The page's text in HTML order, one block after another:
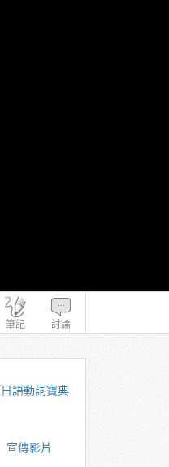
筆記 討論
語動詞寶典
傳影片